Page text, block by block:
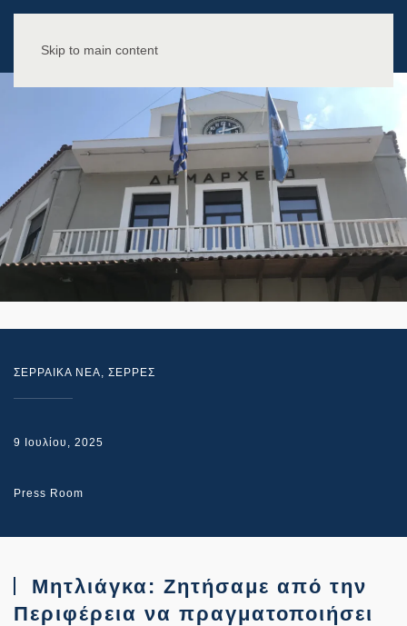
Skip to main content
ΣΕΡΡΑΙΚΑ ΝΕΑ, ΣΕΡΡΕΣ
9 Ιουλίου, 2025
Press Room
Μητλιάγκα: Ζητήσαμε από την
Περιφέρεια να πραγματοποιήσει